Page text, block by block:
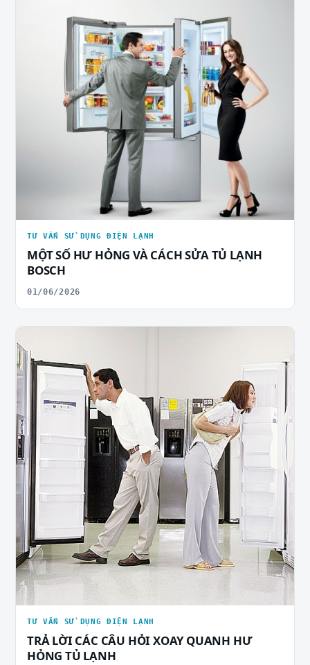
TƯ VẤN SỬ DỤNG ĐIỆN LẠNH
MỘT SỐ HƯ HỎNG VÀ CÁCH SỬA TỦ LẠNH
BOSCH
01/06/2026
TƯ VẤN SỬ DỤNG ĐIỆN LẠNH
TRẢ LỜI CÁC CÂU HỎI XOAY QUANH HƯ
HỎNG TỦ LẠNH